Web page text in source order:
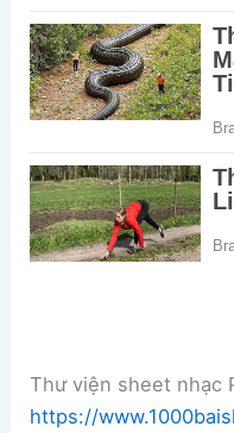
Thư viện sheet nhạc
https://